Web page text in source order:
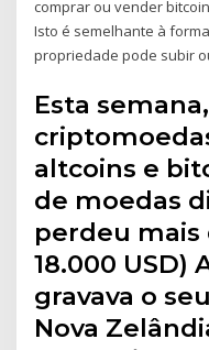
comprar ou vender
Isto é semelhante à
propriedade pode subir
Esta
altcoins e
de moedas
perdeu mais
18.000 USD)
gravava o
Nova